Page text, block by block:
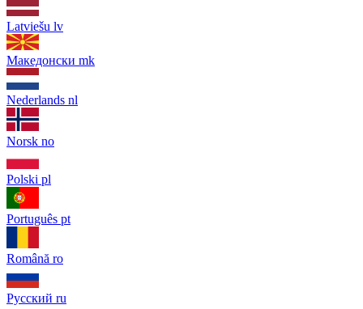
Latviešu lv
Македонски mk
Nederlands nl
Norsk no
Polski pl
Português pt
Română ro
Русский ru